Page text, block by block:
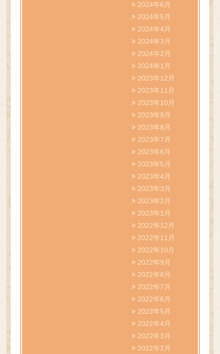
2024年6月
2024年5月
2024年4月
2024年3月
2024年2月
2024年1月
2023年12月
2023年11月
2023年10月
2023年9月
2023年8月
2023年7月
2023年6月
2023年5月
2023年4月
2023年3月
2023年2月
2023年1月
2022年12月
2022年11月
2022年10月
2022年9月
2022年8月
2022年7月
2022年6月
2022年5月
2022年4月
2022年3月
2022年2月